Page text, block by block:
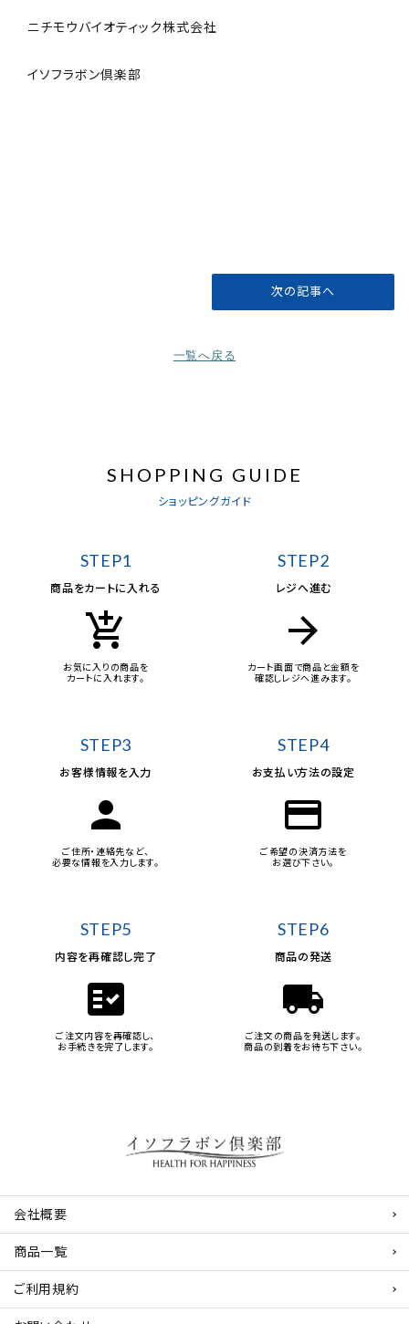
ニチモウバイオティック株式会社
イソフラボン倶楽部
一覧へ戻る
次の記事へ
SHOPPING GUIDE
ショッピングガイド
STEP1
商品をカートに入れる
add_shopping_cart
お気に入りの商品を
カートに入れます。
STEP2
レジへ進む
arrow_forward
カート画面で商品と金額を
確認しレジへ進みます。
STEP3
お客様情報を入力
person
ご住所・連絡先など、
必要な情報を入力します。
STEP4
お支払い方法の設定
credit_card
ご希望の決済方法を
お選び下さい。
STEP5
内容を再確認し完了
fact_check
ご注文内容を再確認し、
お手続きを完了します。
STEP6
商品の発送
local_shipping
ご注文の商品を発送します。
商品の到着をお待ち下さい。
会社概要
商品一覧
ご利用規約